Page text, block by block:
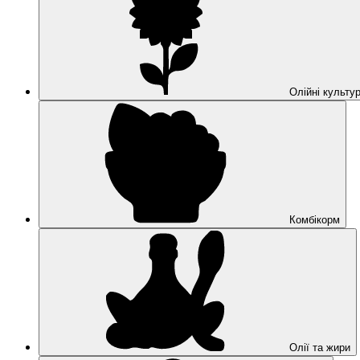
Олійні
Комбікорм
Олії та жири